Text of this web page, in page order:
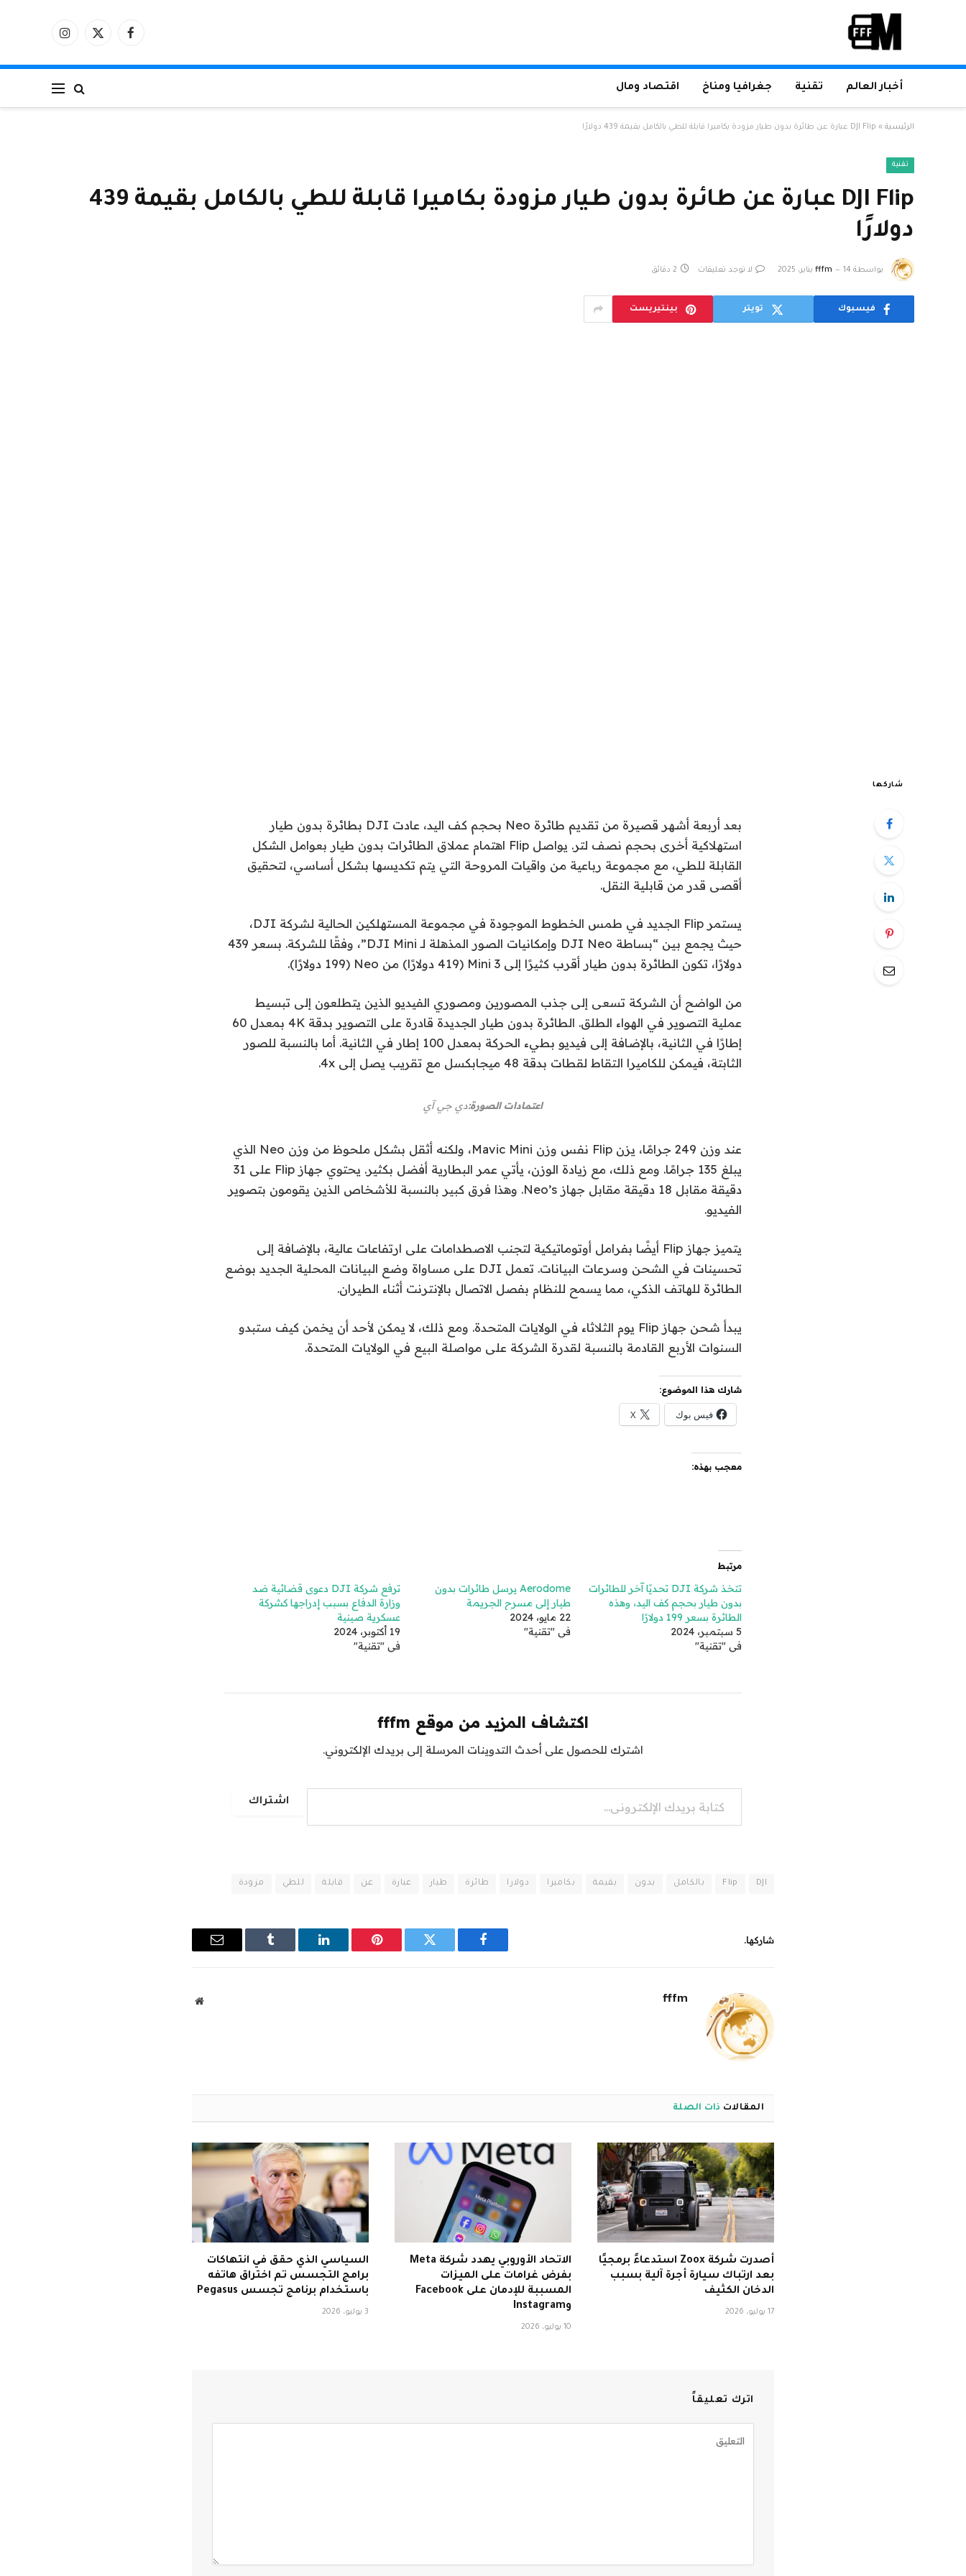
فيسبوكX
الانستغرام
أخبار العالم تقنية جغرافيا ومناخ اقتصاد ومال
الرئيسية » DJI Flip عبارة عن طائرة بدون طيار مزودة بكاميرا قابلة للطي بالكامل بقيمة 439 دولارًا
تقنية
DJI Flip عبارة عن طائرة بدون طيار مزودة بكاميرا قابلة للطي بالكامل بقيمة 439
دولارًا
بواسطة fffm 14 يناير، 2025 لا توجد تعليقات 2 دقائق
فيسبوك تويتر بينتيريست
شاركها
بعد أربعة أشهر قصيرة من تقديم طائرة Neo بحجم كف اليد، عادت DJI بطائرة بدون طيار
استهلاكية أخرى بحجم نصف لتر. يواصل Flip اهتمام عملاق الطائرات بدون طيار بعوامل الشكل
القابلة للطي، مع مجموعة رباعية من واقيات المروحة التي يتم تكديسها بشكل أساسي، لتحقيق
أقصى قدر من قابلية النقل.
يستمر Flip الجديد في طمس الخطوط الموجودة في مجموعة المستهلكين الحالية لشركة DJI،
حيث يجمع بين “بساطة DJI Neo وإمكانيات الصور المذهلة لـ DJI Mini”، وفقًا للشركة. بسعر 439
دولارًا، تكون الطائرة بدون طيار أقرب كثيرًا إلى Mini 3 (419 دولارًا) من Neo (199 دولارًا).
من الواضح أن الشركة تسعى إلى جذب المصورين ومصوري الفيديو الذين يتطلعون إلى تبسيط
عملية التصوير في الهواء الطلق. الطائرة بدون طيار الجديدة قادرة على التصوير بدقة 4K بمعدل 60
إطارًا في الثانية، بالإضافة إلى فيديو بطيء الحركة بمعدل 100 إطار في الثانية. أما بالنسبة للصور
الثابتة، فيمكن للكاميرا التقاط لقطات بدقة 48 ميجابكسل مع تقريب يصل إلى 4x.
اعتمادات الصورة:دي جي آي
عند وزن 249 جرامًا، يزن Flip نفس وزن Mavic Mini، ولكنه أثقل بشكل ملحوظ من وزن Neo الذي
يبلغ 135 جرامًا. ومع ذلك، مع زيادة الوزن، يأتي عمر البطارية أفضل بكثير. يحتوي جهاز Flip على 31
دقيقة مقابل 18 دقيقة مقابل جهاز Neo’s. وهذا فرق كبير بالنسبة للأشخاص الذين يقومون بتصوير
الفيديو.
يتميز جهاز Flip أيضًا بفرامل أوتوماتيكية لتجنب الاصطدامات على ارتفاعات عالية، بالإضافة إلى
تحسينات في الشحن وسرعات البيانات. تعمل DJI على مساواة وضع البيانات المحلية الجديد بوضع
الطائرة للهاتف الذكي، مما يسمح للنظام بفصل الاتصال بالإنترنت أثناء الطيران.
يبدأ شحن جهاز Flip يوم الثلاثاء في الولايات المتحدة. ومع ذلك، لا يمكن لأحد أن يخمن كيف ستبدو
السنوات الأربع القادمة بالنسبة لقدرة الشركة على مواصلة البيع في الولايات المتحدة.
شارك هذا الموضوع:
فيس بوك X
معجب بهذه:
مرتبط
تتخذ شركة DJI تحديًا آخر للطائرات
بدون طيار بحجم كف اليد، وهذه
الطائرة بسعر 199 دولارًا
5 سبتمبر، 2024
في "تقنية"
Aerodome يرسل طائرات بدون
طيار إلى مسرح الجريمة
22 مايو، 2024
في "تقنية"
ترفع شركة DJI دعوى قضائية ضد
وزارة الدفاع بسبب إدراجها كشركة
عسكرية صينية
19 أكتوبر، 2024
في "تقنية"
اكتشاف المزيد من موقع fffm
اشترك للحصول على أحدث التدوينات المرسلة إلى بريدك الإلكتروني.
كتابة بريدك الإلكتروني...
اشتراك
DJI
Flip بالكامل بدون بقيمة بكاميرا دولارا طائرة طيار عبارة عن قابلة للطي مزودة
شاركها.
فيسبوك تويتر بينتيريستلينكدإن Tumblr
البريد
fffm
موقع
المقالات ذات الصلة
أصدرت شركة Zoox استدعاءً برمجيًا
بعد ارتباك سيارة أجرة آلية بسبب
الدخان الكثيف
17 يوليو، 2026
الاتحاد الأوروبي يهدد شركة Meta
بفرض غرامات على الميزات
المسببة للإدمان على Facebook
وInstagram
10 يوليو، 2026
السياسي الذي حقق في انتهاكات
برامج التجسس تم اختراق هاتفه
باستخدام برنامج تجسس Pegasus
3 يوليو، 2026
اترك تعليقاً